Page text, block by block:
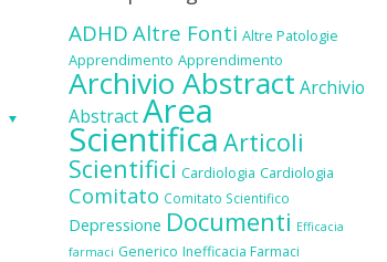
ADHD Altre Fonti Altre Patologie
Apprendimento Apprendimento
Archivio Abstract Archivio
AbstractArea
Scientifica Articoli
Scientifici Cardiologia Cardiologia
Comitato Comitato Scientifico
Depressione Documenti Efficacia
farmaci Generico Inefficacia Farmaci